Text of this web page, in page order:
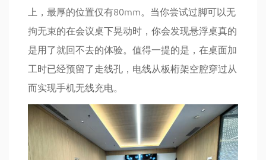
上，最厚的位置仅有80mm。当你尝试过脚可以无
拘无束的在会议桌下晃动时，你会发现悬浮桌真的
是用了就回不去的体验。值得一提的是，在桌面加
工时已经预留了走线孔，电线从板桁架空腔穿过从
而实现手机无线充电。